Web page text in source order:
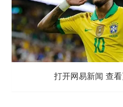
打开网易新闻 查